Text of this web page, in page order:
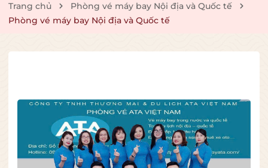
Trang chủ
Phòng vé máy bay Nội địa và Quốc tế
Phòng vé máy bay Nội địa và Quốc tế